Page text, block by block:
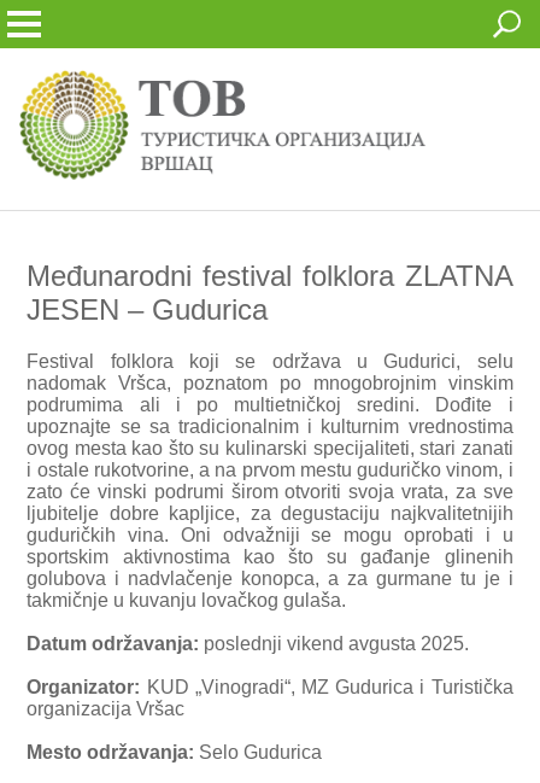
Međunarodni festival folklora ZLATNA
JESEN – Gudurica
Festival folklora koji se održava u Gudurici, selu
nadomak Vršca, poznatom po mnogobrojnim vinskim
podrumima ali i po multietničkoj sredini. Dođite i
upoznajte se sa tradicionalnim i kulturnim vrednostima
ovog mesta kao što su kulinarski specijaliteti, stari zanati
i ostale rukotvorine, a na prvom mestu guduričko vinom, i
zato će vinski podrumi širom otvoriti svoja vrata, za sve
ljubitelje dobre kapljice, za degustaciju najkvalitetnijih
guduričkih vina. Oni odvažniji se mogu oprobati i u
sportskim aktivnostima kao što su gađanje glinenih
golubova i nadvlačenje konopca, a za gurmane tu je i
takmičnje u kuvanju lovačkog gulaša.
Datum održavanja: poslednji vikend avgusta 2025.
Organizator: KUD „Vinogradi“, MZ Gudurica i Turistička
organizacija Vršac
Mesto održavanja: Selo Gudurica